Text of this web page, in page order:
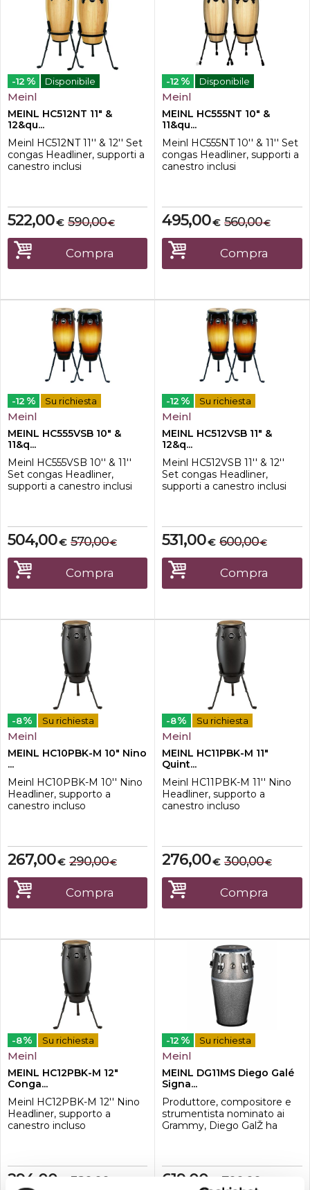
-12 % Disponibile
Meinl
MEINL HC512NT 11" &
12&qu...
Meinl HC512NT 11'' & 12'' Set
congas Headliner, supporti a
canestro inclusi
€
522,00 €
590,00
Compra
-12 % Disponibile
Meinl
MEINL HC555NT 10" &
11&qu...
Meinl HC555NT 10'' & 11'' Set
congas Headliner, supporti a
canestro inclusi
€
495,00 €
560,00
Compra
-12 % Su richiesta
Meinl
MEINL HC555VSB 10" &
11&q...
Meinl HC555VSB 10'' & 11''
Set congas Headliner,
supporti a canestro inclusi
€
504,00 €
570,00
Compra
-12 % Su richiesta
Meinl
MEINL HC512VSB 11" &
12&q...
Meinl HC512VSB 11'' & 12''
Set congas Headliner,
supporti a canestro inclusi
€
531,00 €
600,00
Compra
-8% Su richiesta
Meinl
MEINL HC10PBK-M 10" Nino
...
Meinl HC10PBK-M 10'' Nino
Headliner, supporto a
canestro incluso
€
267,00 €
290,00
Compra
-8% Su richiesta
Meinl
MEINL HC11PBK-M 11"
Quint...
Meinl HC11PBK-M 11'' Nino
Headliner, supporto a
canestro incluso
€
276,00 €
300,00
Compra
-8% Su richiesta
Meinl
MEINL HC12PBK-M 12"
Conga...
Meinl HC12PBK-M 12'' Nino
Headliner, supporto a
canestro incluso
294,00 320,00
-12 % Su richiesta
Meinl
MEINL DG11MS Diego Galé
Signa...
Produttore, compositore e
strumentista nominato ai
Grammy, Diego GalŽ ha
con il suo modo speciale di
creare musica con sapore.
619,00 700,00